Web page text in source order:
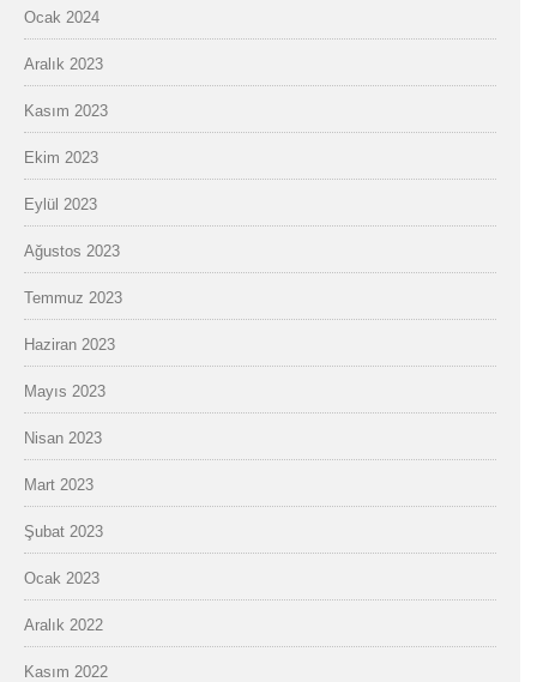
Ocak 2024
Aralık 2023
Kasım 2023
Ekim 2023
Eylül 2023
Ağustos 2023
Temmuz 2023
Haziran 2023
Mayıs 2023
Nisan 2023
Mart 2023
Şubat 2023
Ocak 2023
Aralık 2022
Kasım 2022